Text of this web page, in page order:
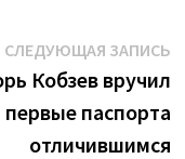
СЛЕДУЮЩАЯ ЗАПИСЬ
Кобзев вручил
первые паспорта
отличившимся